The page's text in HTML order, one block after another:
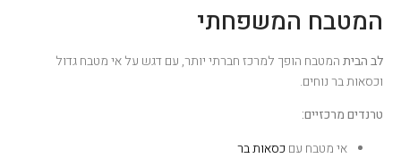
המטבח המשפחתי
לב הביתהמטבח הופך למרכז חברתי יותר, עם דגש על אי מטבח גדול
וכסאות בר נוחים.
טרנדים מרכזיים:
אי מטבח עם כסאות בר